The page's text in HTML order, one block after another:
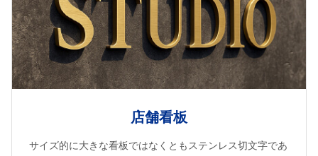
店舗看板
サイズ的に大きな看板ではなくともステンレス切文字であ